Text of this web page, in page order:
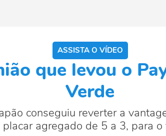
ASSISTA O VÍDEO
que levou o
Verde
conseguiu reverter a
placar agregado de 5 a 3, para o